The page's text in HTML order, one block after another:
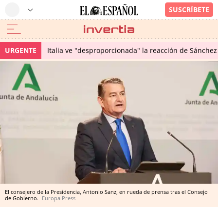
URGENTE Italia ve "desproporcionada" la reacción de
El consejero de la Presidencia, Antonio Sanz, en rueda de prensa tras el Consejo
de Gobierno. Europa Press